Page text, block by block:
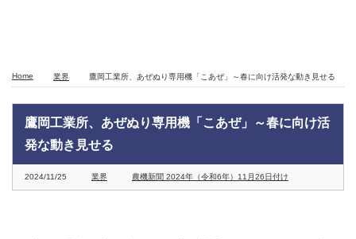
Home 業界 鷹岡工業所、あぜぬり専用機「こあぜ」～春に向け活発な動き見せる
鷹岡工業所、あぜぬり専用機「こあぜ」～春に向け活
発な動き見せる
2024/11/25 業界 農機新聞 2024年（令和6年）11月26日付け